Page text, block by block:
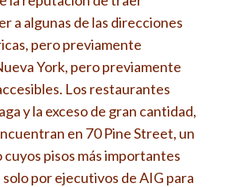
a algunas de las direcciones
pero previamente
York, pero previamente
Los restaurantes
y la exceso de gran cantidad,
en 70 Pine Street, un
pisos más importantes
por ejecutivos de AIG para